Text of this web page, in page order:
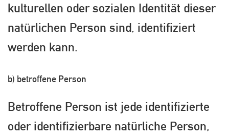
kulturellen oder sozialen Identität dieser
natürlichen Person sind, identifiziert
werden kann.
b) betroffene Person
Betroffene Person ist jede identifizierte
oder identifizierbare natürliche Person,